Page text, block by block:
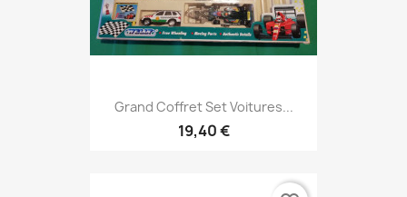
Grand Coffret Set Voitures...
19,40 €